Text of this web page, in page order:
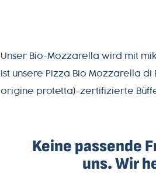
Unser Bio-Mozzarella wird mit
ist unsere Pizza Bio Mozzarella di
origine protetta)-zertifizierte
Keine passende
uns. Wir